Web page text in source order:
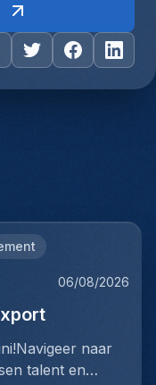
06/08/2026
naar
talent en